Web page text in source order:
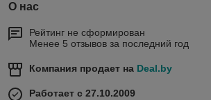
О нас
Рейтинг не сформирован
Менее 5 отзывов за последний год
Компания продает на Deal.by
Работает с 27.10.2009